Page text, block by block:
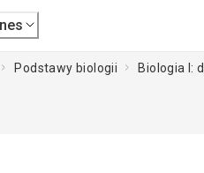
Podstawy biologii Biologia I: